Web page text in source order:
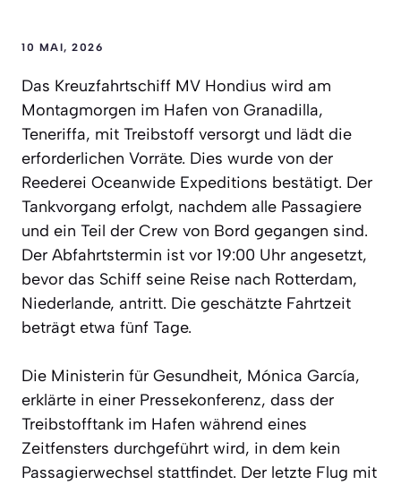
10 MAI, 2026
Das Kreuzfahrtschiff MV Hondius wird am
Montagmorgen im Hafen von Granadilla,
Teneriffa, mit Treibstoff versorgt und lädt die
erforderlichen Vorräte. Dies wurde von der
Reederei Oceanwide Expeditions bestätigt. Der
Tankvorgang erfolgt, nachdem alle Passagiere
und ein Teil der Crew von Bord gegangen sind.
Der Abfahrtstermin ist vor 19:00 Uhr angesetzt,
bevor das Schiff seine Reise nach Rotterdam,
Niederlande, antritt. Die geschätzte Fahrtzeit
beträgt etwa fünf Tage.
Die Ministerin für Gesundheit, Mónica García,
erklärte in einer Pressekonferenz, dass der
Treibstofftank im Hafen während eines
Zeitfensters durchgeführt wird, in dem kein
Passagierwechsel stattfindet. Der letzte Flug mit